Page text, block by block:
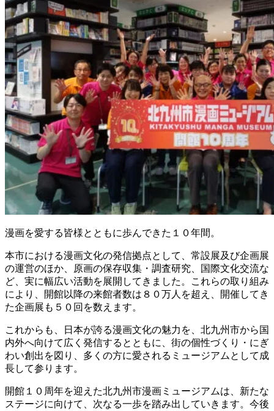
漫画を愛する皆様とともに歩んできた１０年間。
本市における漫画文化の発信拠点として、常設展及び企画展
の運営のほか、原画の保存収集・調査研究、国際文化交流な
ど、実に幅広い活動を展開してきました。これらの取り組み
により、開館以降の来館者数は８０万人を超え、開催してき
た企画展も５０回を数えます。
これからも、日本が誇る漫画文化の魅力を、北九州市から国
内外へ向けて広く発信するとともに、街の個性づくり・にぎ
わい創出を図り、多くの方に愛されるミュージアムとして成
長して参ります。
開館１０周年を迎えた北九州市漫画ミュージアムは、新たな
ステージに向けて、次なる一歩を踏み出していきます。今後